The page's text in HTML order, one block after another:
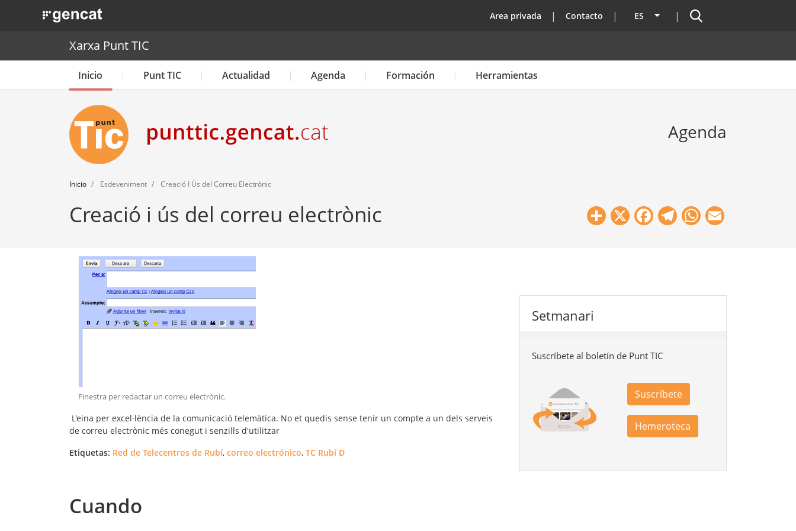
. Obre en una nova finestra. top
Area privada Contacto ES Lista adicional de acciones
Buscador
Xarxa Punt TIC
Inicio Punt TIC Actualidad Agenda Formación Herramientas
Agenda
Inicio Esdeveniment Creació I Ús del Correu Electrònic
Creació i ús del correu electrònic Share
X Facebook
Telegram
WhatsApp
Finestra per redactar un correu electrònic.
L'eina per excel·lència de la comunicació telemàtica. No et quedis sense tenir un compte a un dels serveis
de correu electrònic més conegut i senzills d'utilitzar
Etiquetas: Red de Telecentros de Rubí, correo electrónico, TC Rubí D
Cuando
Setmanari
Suscríbete al boletín de Punt TIC
Suscríbete
Hemeroteca